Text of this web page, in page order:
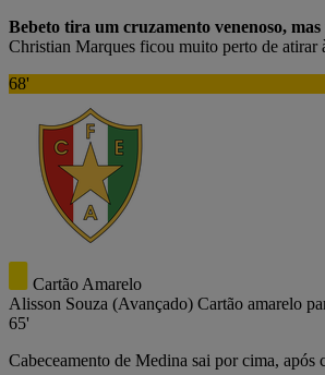
Bebeto tira um cruzamento venenoso,
Christian Marques ficou muito perto de atirar
68'
Cartão Amarelo
Alisson Souza (Avançado) Cartão amarelo
65'
Cabeceamento de Medina sai por cima, após